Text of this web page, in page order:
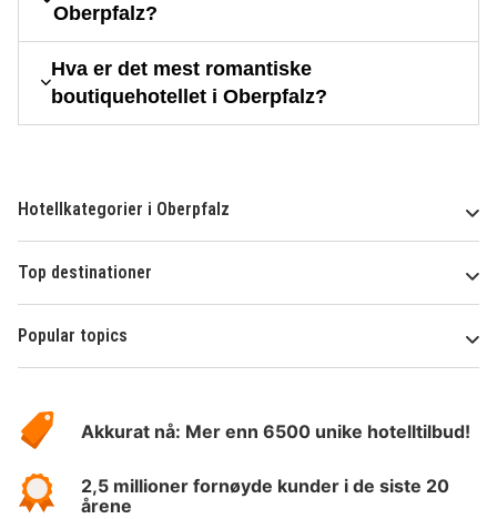
Oberpfalz?
Hva er det mest romantiske
boutiquehotellet i Oberpfalz?
Hotellkategorier i Oberpfalz
Top destinationer
Popular topics
Hotelspecials
Akkurat nå: Mer enn 6500 unike hotelltilbud!
2,5 millioner fornøyde kunder i de siste 20
årene